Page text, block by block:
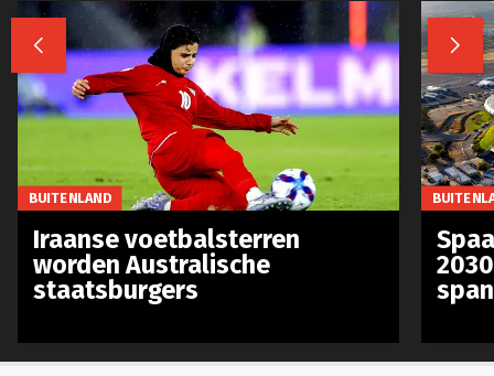
 
BUITENLAND
Iraanse voetbalsterren
worden Australische
staatsburgers